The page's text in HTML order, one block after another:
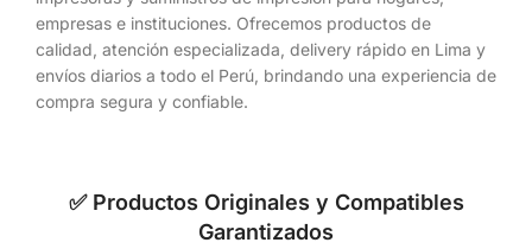
empresas e instituciones. Ofrecemos productos de
calidad, atención especializada, delivery rápido en Lima y
envíos diarios a todo el Perú, brindando una experiencia de
compra segura y confiable.
✅ Productos Originales y Compatibles
Garantizados